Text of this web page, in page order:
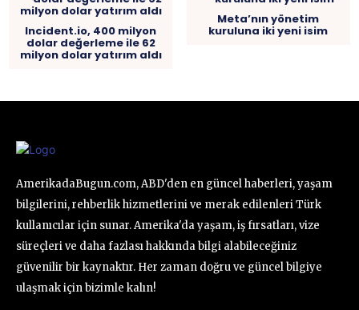
Incident.io, 400 milyon
dolar değerleme ile 62
milyon dolar yatırım aldı
Meta’nın yönetim
kuruluna iki yeni isim
AmerikadaBugun.com, ABD'den en güncel haberleri, yaşam
bilgilerini, rehberlik hizmetlerini ve merak edilenleri Türk
kullanıcılar için sunar. Amerika'da yaşam, iş fırsatları, vize
süreçleri ve daha fazlası hakkında bilgi alabileceğiniz
güvenilir bir kaynaktır. Her zaman doğru ve güncel bilgiye
ulaşmak için bizimle kalın!